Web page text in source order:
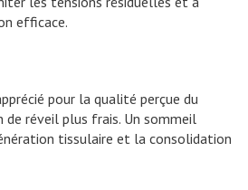
efficace.
pour la qualité perçue du
réveil plus frais. Un sommeil
tissulaire et la consolidation